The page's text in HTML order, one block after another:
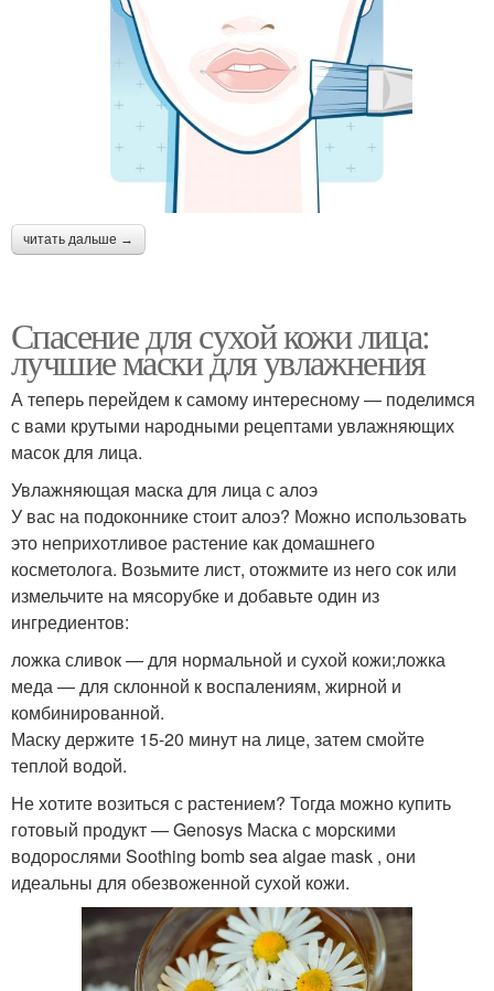
читать дальше →
Спасение для сухой кожи лица:
лучшие маски для увлажнения
А теперь перейдем к самому интересному — поделимся
с вами крутыми народными рецептами увлажняющих
масок для лица.
Увлажняющая маска для лица с алоэ
У вас на подоконнике стоит алоэ? Можно использовать
это неприхотливое растение как домашнего
косметолога. Возьмите лист, отожмите из него сок или
измельчите на мясорубке и добавьте один из
ингредиентов:
ложка сливок — для нормальной и сухой кожи;ложка
меда — для склонной к воспалениям, жирной и
комбинированной.
Маску держите 15-20 минут на лице, затем смойте
теплой водой.
Не хотите возиться с растением? Тогда можно купить
готовый продукт — Genosys Маска с морскими
водорослями Soothing bomb sea algae mask , они
идеальны для обезвоженной сухой кожи.